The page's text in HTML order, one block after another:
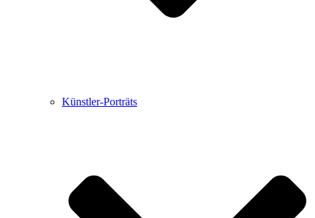
Künstler-Porträts